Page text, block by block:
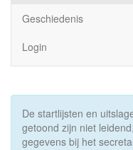
Geschiedenis
Login
De startlijsten en
getoond zijn niet
gegevens bij het